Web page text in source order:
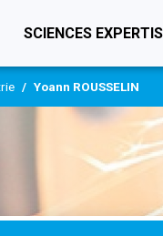
SCIENCES
Yoann ROUSSELIN